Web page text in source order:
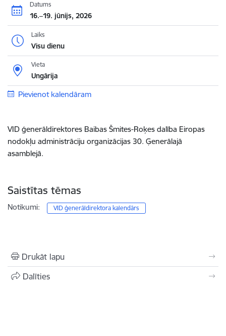
Datums
16.–19. jūnijs, 2026
Laiks
Visu dienu
Vieta
Ungārija
Pievienot kalendāram
VID ģenerāldirektores Baibas Šmites-Roķes dalība Eiropas
nodokļu administrāciju organizācijas 30. Ģenerālajā
asamblejā.
Saistītas tēmas
Notikumi: VID ģenerāldirektora kalendārs
Drukāt lapu
Dalīties